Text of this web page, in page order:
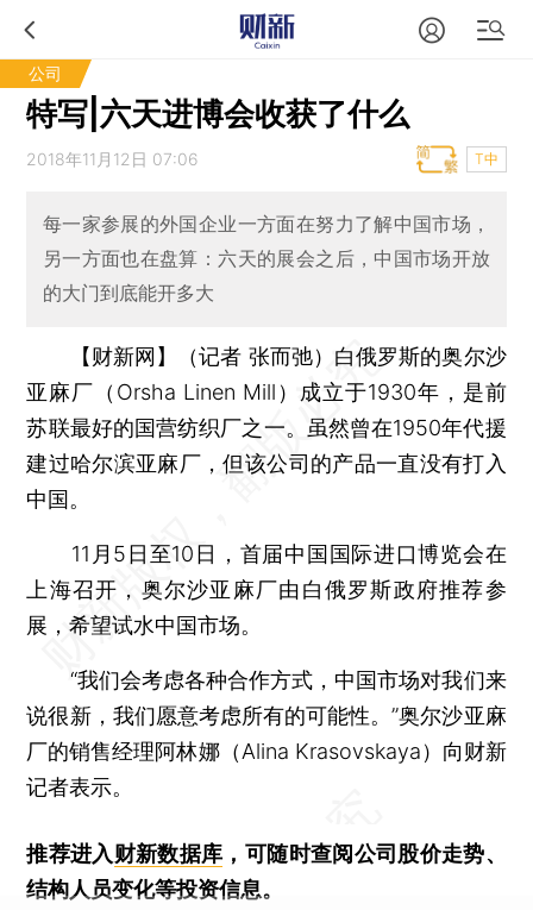
公司
特写|六天进博会收获了什么
2018年11月12日 07:06 T中
每一家参展的外国企业一方面在努力了解中国市场，
另一方面也在盘算：六天的展会之后，中国市场开放
的大门到底能开多大
【财新网】（记者 张而弛） 白俄罗斯的奥尔沙
亚麻厂（Orsha Linen Mill）成立于1930年，是前
苏联最好的国营纺织厂之一。虽然曾在1950年代援
建过哈尔滨亚麻厂，但该公司的产品一直没有打入
中国。
11月5日至10日，首届中国国际进口博览会在
上海召开，奥尔沙亚麻厂由白俄罗斯政府推荐参
展，希望试水中国市场。
“我们会考虑各种合作方式，中国市场对我们来
说很新，我们愿意考虑所有的可能性。”奥尔沙亚麻
厂的销售经理阿林娜（Alina Krasovskaya）向财新
记者表示。
推荐进入财新数据库 ，可随时查阅公司股价走势、
结构人员变化等投资信息。